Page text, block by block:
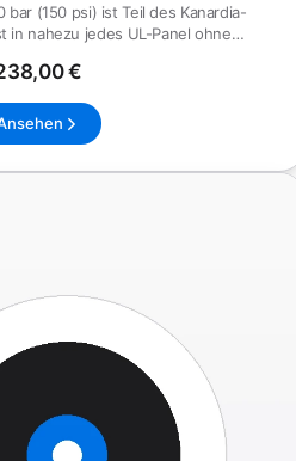
bar (150 psi) ist Teil des Kanardia-
in nahezu jedes UL-Panel ohne
€